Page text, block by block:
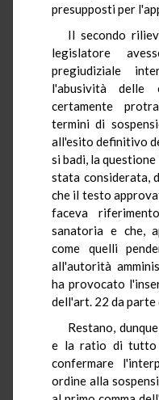
presupposti per
Il secondo
legislatore
pregiudiziale
l'abusività delle
certamente
termini di
all'esito definitivo
si badi, la questione
stata considerata,
che il testo
faceva
sanatoria e che,
come quelli
all'autorità
ha provocato
dell'art. 22 da parte
Restano,
e la ratio di tutto
confermare
ordine alla